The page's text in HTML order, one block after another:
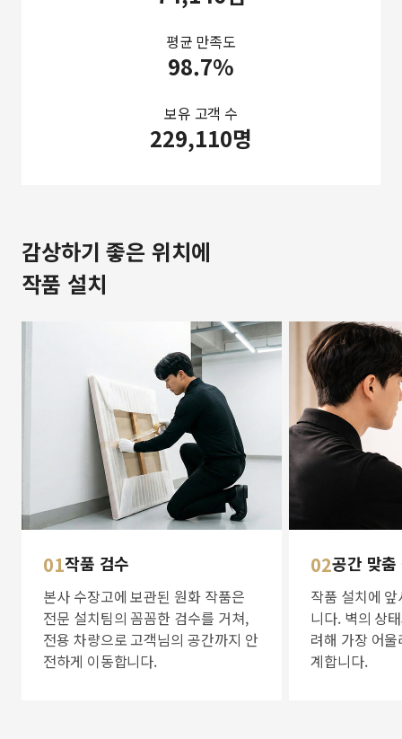
평균 만족도
98.7%
보유 고객 수
229,110명
감상하기 좋은 위치에
작품 설치
01작품 검수
본사 수장고에 보관된 원화 작품은
전문 설치팀의 꼼꼼한 검수를 거쳐,
전용 차량으로 고객님의 공간까지 안
전하게 이동합니다.
02공간 맞
작품 설치에
니다. 벽의 상
려해 가장 어
계합니다.